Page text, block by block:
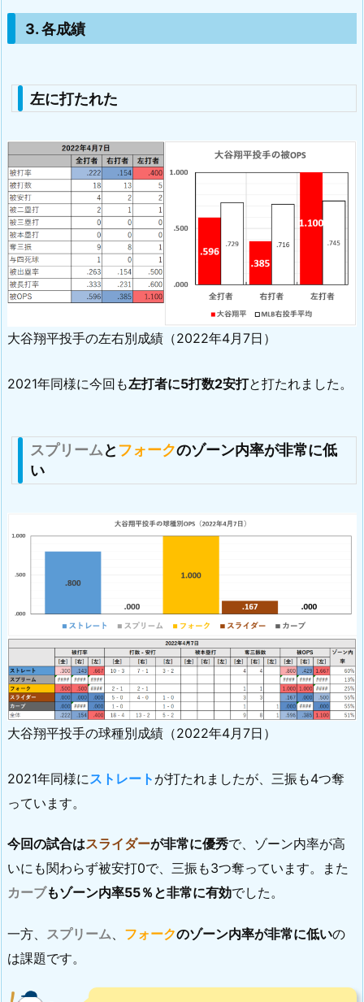
3. 各成績
左に打たれた
大谷翔平投手の左右別成績（2022年4月7日）
2021年同様に今回も左打者に5打数2安打と打たれました。
スプリームと フォークのゾーン内率が非常に低
い
大谷翔平投手の球種別成績（2022年4月7日）
2021年同様に ストレート が打たれましたが、三振も4つ奪
っています。
今回の試合はスライダーが非常に優秀で、ゾーン内率が高
いにも関わらず被安打0で、三振も3つ奪っています。また
カーブもゾーン内率55％と非常に有効でした。
一方、 スプリーム、 フォークのゾーン内率が非常に低いの
は課題です。